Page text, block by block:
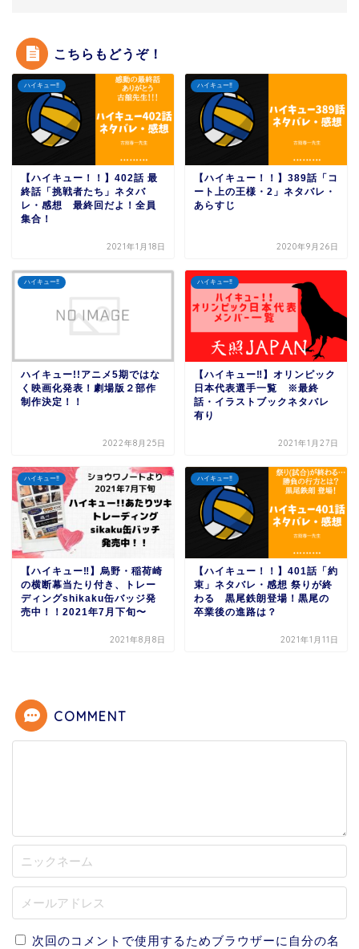
こちらもどうぞ！
ハイキュー‼︎
【ハイキュー！！】402話 最
終話「挑戦者たち」ネタバ
レ・感想 最終回だよ！全員
集合！
2021年1月18日
ハイキュー‼︎
【ハイキュー！！】389話「コ
ート上の王様・2」ネタバレ・
あらすじ
2020年9月26日
ハイキュー‼︎
ハイキュー!!アニメ5期ではな
く映画化発表！劇場版２部作
制作決定！！
2022年8月25日
ハイキュー‼︎
【ハイキュー‼︎】オリンピック
日本代表選手一覧 ※最終
話・イラストブックネタバレ
有り
2021年1月27日
ハイキュー‼︎
【ハイキュー‼︎】烏野・稲荷崎
の横断幕当たり付き、トレー
ディングshikaku缶バッジ発
売中！！2021年7月下旬〜
2021年8月8日
ハイキュー‼︎
【ハイキュー！！】401話「約
束」ネタバレ・感想 祭りが終
わる 黒尾鉄朗登場！黒尾の
卒業後の進路は？
2021年1月11日
COMMENT
次回のコメントで使用するためブラウザーに自分の名